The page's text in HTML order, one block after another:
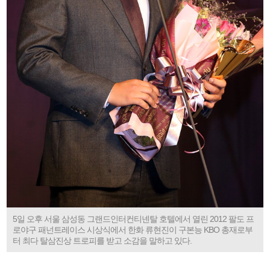
5일 오후 서울 삼성동 그랜드인터컨티넨탈 호텔에서 열린 2012 팔도 프
로야구 패넌트레이스 시상식에서 한화 류현진이 구본능 KBO 총재로부
터 최다 탈삼진상 트로피를 받고 소감을 말하고 있다.